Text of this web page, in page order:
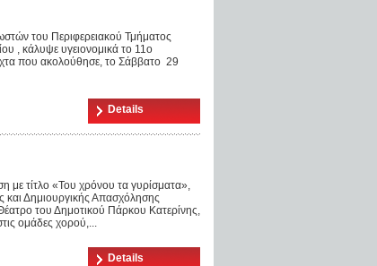
του Περιφερειακού Τμήματος
, κάλυψε υγειονομικά το 11ο
που ακολούθησε, το Σάββατο 29
Details
με τίτλο «Του χρόνου τα γυρίσματα»,
και Δημιουργικής Απασχόλησης
του Δημοτικού Πάρκου Κατερίνης,
ομάδες χορού,...
Details